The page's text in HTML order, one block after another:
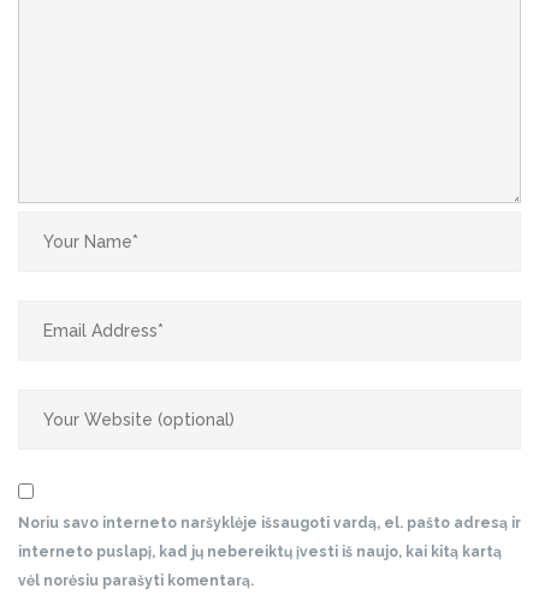
Noriu savo interneto naršyklėje išsaugoti vardą, el. pašto adresą ir
interneto puslapį, kad jų nebereiktų įvesti iš naujo, kai kitą kartą
vėl norėsiu parašyti komentarą.